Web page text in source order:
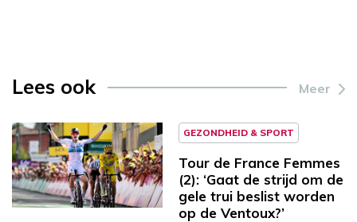
Lees ook Meer
GEZONDHEID & SPORT
Tour de France Femmes
(2): ‘Gaat de strijd om de
gele trui beslist worden
op de Ventoux?’